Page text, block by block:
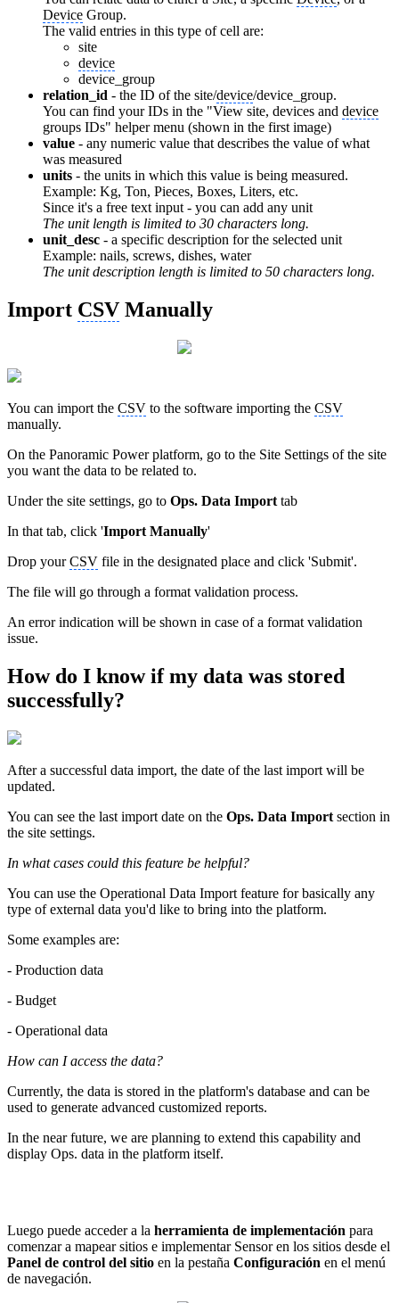
Device Group.
The valid entries in this type of cell are:
site
device
device_group
relation_id - the ID of the site/device/device_group.
You can find your IDs in the "View site, devices and device
groups IDs" helper menu (shown in the first image)
value - any numeric value that describes the value of what
was measured
units - the units in which this value is being measured.
Example: Kg, Ton, Pieces, Boxes, Liters, etc.
Since it's a free text input - you can add any unit
The unit length is limited to 30 characters long.
unit_desc - a specific description for the selected unit
Example: nails, screws, dishes, water
The unit description length is limited to 50 characters long.
Import CSV Manually
You can import the CSV to the software importing the CSV
manually.
On the Panoramic Power platform, go to the Site Settings of the site
you want the data to be related to.
Under the site settings, go to Ops. Data Import tab
In that tab, click 'Import Manually'
Drop yourCSV file in the designated place and click 'Submit'.
The file will go through a format validation process.
An error indication will be shown in case of a format validation
issue.
How do I know if my data was stored
successfully?
After a successful data import, the date of the last import will be
updated.
You can see the last import date on the Ops. Data Import section in
the site settings.
In what cases could this feature be helpful?
You can use the Operational Data Import feature for basically any
type of external data you'd like to bring into the platform.
Some examples are:
- Production data
- Budget
- Operational data
How can I access the data?
Currently, the data is stored in the platform's database and can be
used to generate advanced customized reports.
In the near future, we are planning to extend this capability and
display Ops. data in the platform itself.
Luego puede acceder a la herramienta de implementación para
comenzar a mapear sitios e implementar Sensor en los sitios desde el
Panel de control del sitio en la pestaña Configuración en el menú
de navegación.